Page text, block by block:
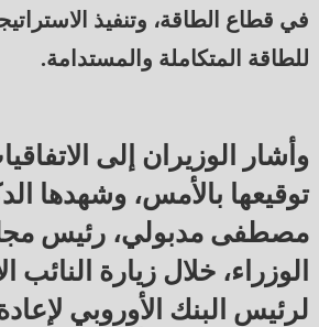
في قطاع الطاقة، وتنفيذ
للطاقة المتكاملة والمستدامة.
وأشار الوزيران إلى
توقيعها بالأمس، وشهدها
مصطفى مدبولي، رئيس
الوزراء، خلال زيارة النائب
لرئيس البنك الأوروبي لإعادة